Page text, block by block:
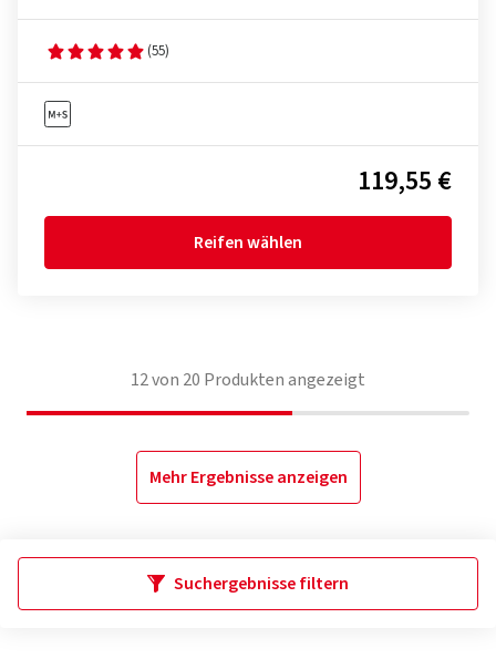
(55)
119,55 €
Reifen wählen
12von 20 Produkten angezeigt
Mehr Ergebnisse anzeigen
Suchergebnisse filtern